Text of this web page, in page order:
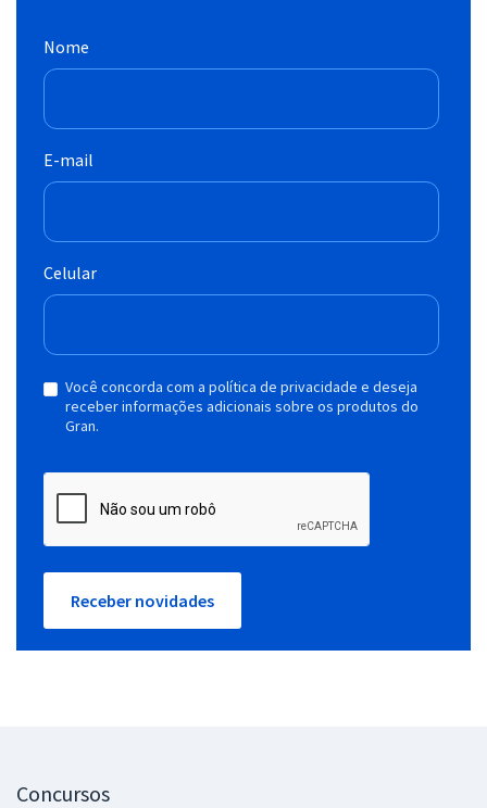
Nome
E-mail
Celular
Você concorda com a política de privacidade e deseja
receber informações adicionais sobre os produtos do
Gran.
Receber novidades
Concursos